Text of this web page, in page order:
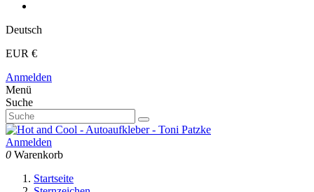
Deutsch
EUR €
Anmelden
Menü
Suche
Anmelden
0 Warenkorb
Startseite